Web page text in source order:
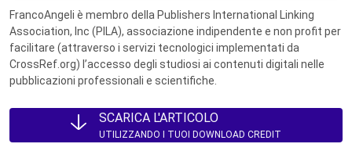
FrancoAngeli è membro della Publishers International Linking
Association, Inc (PILA), associazione indipendente e non profit per
facilitare (attraverso i servizi tecnologici implementati da
CrossRef.org) l’accesso degli studiosi ai contenuti digitali nelle
pubblicazioni professionali e scientifiche.
SCARICA L'ARTICOLO
UTILIZZANDO I TUOI DOWNLOAD CREDIT